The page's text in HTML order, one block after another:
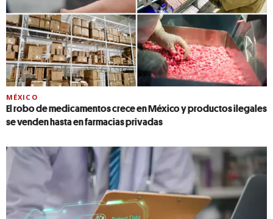
MÉXICO
El robo de medicamentos crece en México y productos ilegales
se venden hasta en farmacias privadas